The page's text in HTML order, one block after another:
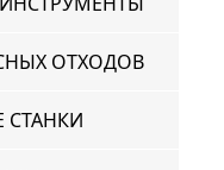
ОТХОДОВ
СТАНКИ